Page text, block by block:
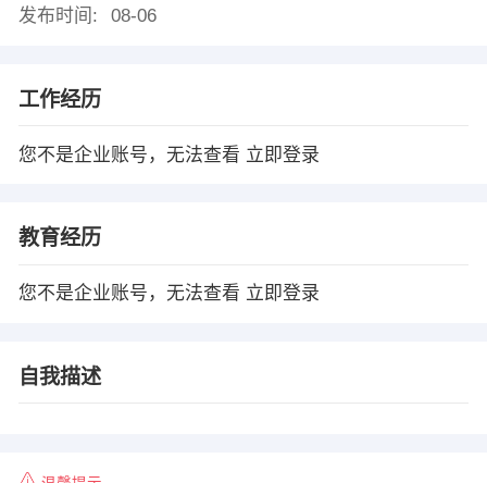
发布时间:
08-06
工作经历
您不是企业账号，无法查看 立即登录
教育经历
您不是企业账号，无法查看 立即登录
自我描述